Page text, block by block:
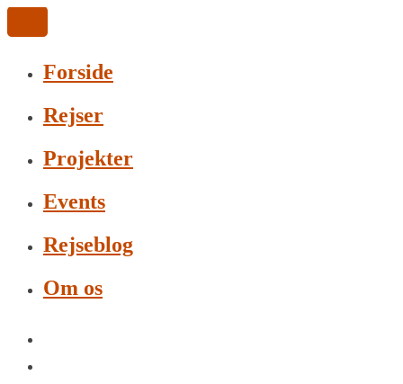
Forside
Rejser
Projekter
Events
Rejseblog
Om os